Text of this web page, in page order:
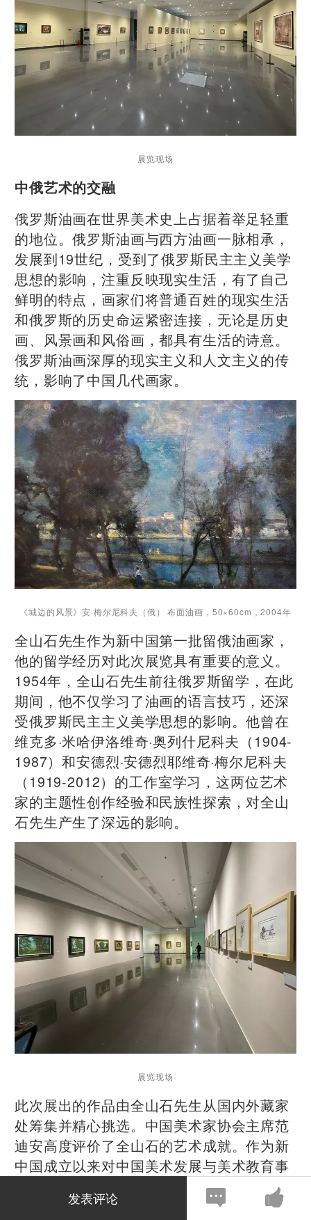
展览现场
中俄艺术的交融
俄罗斯油画在世界美术史上占据着举足轻重
的地位。俄罗斯油画与西方油画一脉相承，
发展到19世纪，受到了俄罗斯民主主义美学
思想的影响，注重反映现实生活，有了自己
鲜明的特点，画家们将普通百姓的现实生活
和俄罗斯的历史命运紧密连接，无论是历史
画、风景画和风俗画，都具有生活的诗意。
俄罗斯油画深厚的现实主义和人文主义的传
统，影响了中国几代画家。
《城边的风景》安·梅尔尼科夫（俄） 布面油画，50×60cm，2004年
全山石先生作为新中国第一批留俄油画家，
他的留学经历对此次展览具有重要的意义。
1954年，全山石先生前往俄罗斯留学，在此
期间，他不仅学习了油画的语言技巧，还深
受俄罗斯民主主义美学思想的影响。他曾在
维克多·米哈伊洛维奇·奥列什尼科夫（1904-
1987）和安德烈·安德烈耶维奇·梅尔尼科夫
（1919-2012）的工作室学习，这两位艺术
家的主题性创作经验和民族性探索，对全山
石先生产生了深远的影响。
展览现场
此次展出的作品由全山石先生从国内外藏家
处筹集并精心挑选。中国美术家协会主席范
迪安高度评价了全山石的艺术成就。作为新
中国成立以来对中国美术发展与美术教育事
业发展作出杰出贡献的老一辈艺术家代表，
全山石先生年轻时前往俄罗斯留学，回国后
发表评论